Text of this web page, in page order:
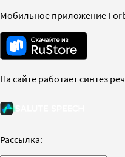
Мобильное приложение
На сайте работает синтез
Рассылка: